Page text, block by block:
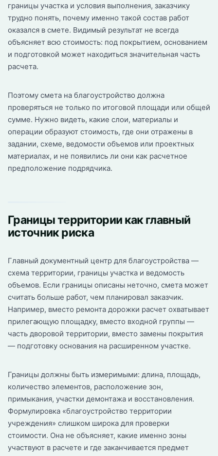
границы участка и условия выполнения, заказчику
трудно понять, почему именно такой состав работ
оказался в смете. Видимый результат не всегда
объясняет всю стоимость: под покрытием, основанием
и подготовкой может находиться значительная часть
расчета.
Поэтому смета на благоустройство должна
проверяться не только по итоговой площади или общей
сумме. Нужно видеть, какие слои, материалы и
операции образуют стоимость, где они отражены в
задании, схеме, ведомости объемов или проектных
материалах, и не появились ли они как расчетное
предположение подрядчика.
Границы территории как главный
источник риска
Главный документный центр для благоустройства —
схема территории, границы участка и ведомость
объемов. Если границы описаны неточно, смета может
считать больше работ, чем планировал заказчик.
Например, вместо ремонта дорожки расчет охватывает
прилегающую площадку, вместо входной группы —
часть дворовой территории, вместо замены покрытия
— подготовку основания на расширенном участке.
Границы должны быть измеримыми: длина, площадь,
количество элементов, расположение зон,
примыкания, участки демонтажа и восстановления.
Формулировка «благоустройство территории
учреждения» слишком широка для проверки
стоимости. Она не объясняет, какие именно зоны
участвуют в расчете и где заканчивается предмет